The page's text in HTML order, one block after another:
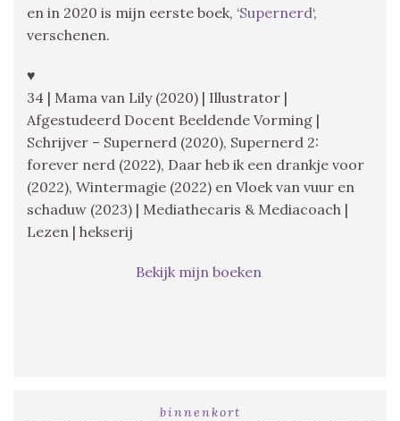
en in 2020 is mijn eerste boek, ‘Supernerd‘,
verschenen.
♥
34 | Mama van Lily (2020) | Illustrator |
Afgestudeerd Docent Beeldende Vorming |
Schrijver – Supernerd (2020), Supernerd 2:
forever nerd (2022), Daar heb ik een drankje voor
(2022), Wintermagie (2022) en Vloek van vuur en
schaduw (2023) | Mediathecaris & Mediacoach |
Lezen | hekserij
Bekijk mijn boeken
binnenkort